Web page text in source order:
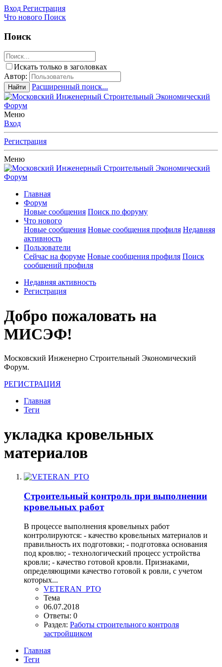
Вход Регистрация
Что нового Поиск
Поиск
Искать только в заголовках
Автор:
Найти Расширенный поиск...
Меню
Вход
Регистрация
Меню
Главная
Форум
Новые сообщения Поиск по форуму
Что нового
Новые сообщения Новые сообщения профиля Недавняя
активность
Пользователи
Сейчас на форуме Новые сообщения профиля Поиск
сообщений профиля
Недавняя активность
Регистрация
Добро пожаловать на
МИСЭФ!
Московский Инженерно Строительный Экономический
Форум.
РЕГИСТРАЦИЯ
Главная
Теги
укладка кровельных
материалов
Строительный контроль при выполнении
кровельных работ
В процессе выполнения кровельных работ
контролируются: - качество кровельных материалов и
правильность их подготовки; - подготовка основания
под кровлю; - технологический процесс устройства
кровли; - качество готовой кровли. Признаками,
определяющими качество готовой к ровли, с учетом
которых...
VETERAN_PTO
Тема
06.07.2018
Ответы: 0
Раздел: Работы строительного контроля
застройщиком
Главная
Теги